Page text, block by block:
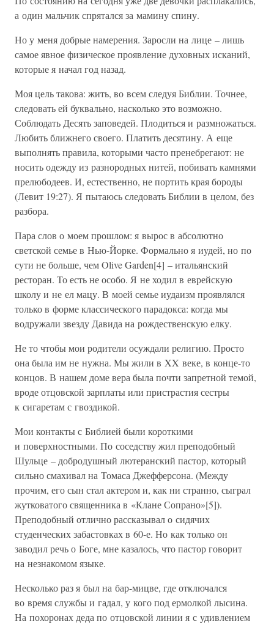
а один мальчик спрятался за мамину спину.
Но у меня добрые намерения. Заросли на лице – лишь
самое явное физическое проявление духовных исканий,
которые я начал год назад.
Моя цель такова: жить, во всем следуя Библии. Точнее,
следовать ей буквально, насколько это возможно.
Соблюдать Десять заповедей. Плодиться и размножаться.
Любить ближнего своего. Платить десятину. А еще
выполнять правила, которыми часто пренебрегают: не
носить одежду из разнородных нитей, побивать камнями
прелюбодеев. И, естественно, не портить края бороды
(Левит 19:27). Я пытаюсь следовать Библии в целом, без
разбора.
Пара слов о моем прошлом: я вырос в абсолютно
светской семье в Нью-Йорке. Формально я иудей, но по
сути не больше, чем Olive Garden[4] – итальянский
ресторан. То есть не особо. Я не ходил в еврейскую
школу и не ел мацу. В моей семье иудаизм проявлялся
только в форме классического парадокса: когда мы
водружали звезду Давида на рождественскую елку.
Не то чтобы мои родители осуждали религию. Просто
она была им не нужна. Мы жили в XX веке, в конце-то
концов. В нашем доме вера была почти запретной темой,
вроде отцовской зарплаты или пристрастия сестры
к сигаретам с гвоздикой.
Мои контакты с Библией были короткими
и поверхностными. По соседству жил преподобный
Шульце – добродушный лютеранский пастор, который
сильно смахивал на Томаса Джефферсона. (Между
прочим, его сын стал актером и, как ни странно, сыграл
жутковатого священника в «Клане Сопрано»[5]).
Преподобный отлично рассказывал о сидячих
студенческих забастовках в 60-е. Но как только он
заводил речь о Боге, мне казалось, что пастор говорит
на незнакомом языке.
Несколько раз я был на бар-мицве, где отключался
во время службы и гадал, у кого под ермолкой лысина.
На похоронах деда по отцовской линии я с удивлением